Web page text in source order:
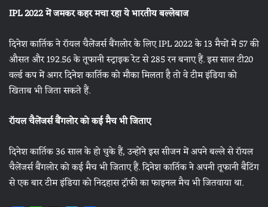
IPL 2022 में जमकर कहर मचा रहा ये भारतीय बल्लेबाज
दिनेश कार्तिक ने रॉयल चैलेंजर्स बैंगलोर के लिए IPL 2022 के 13 मैचों में 57 की
औसत और 192.56 के तूफानी स्ट्राइक रेट से 285 रन बनाए हैं. इस साल टी20
वर्ल्ड कप में अगर दिनेश कार्तिक को मौका मिलता है तो वे टीम इंडिया को
खिताब भी जिता सकते हैं.
रॉयल चैलेंजर्स बैंगलोर को कई मैच भी जिताए
दिनेश कार्तिक 36 साल के हो चुके हैं, उन्होंने इस सीजन में अपने बल्ले से रॉयल
चैलेंजर्स बैंगलोर को कई मैच भी जिताए हैं. दिनेश कार्तिक ने अपनी तूफानी बैटिंग
से एक बार टीम इंडिया को निदहास ट्रॉफी का फाइनल मैच भी जितवाया था.